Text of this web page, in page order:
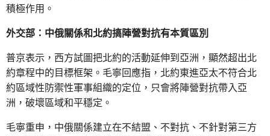
積極作用。
外交部：中俄關係和北約搞陣營對抗有本質區別
普京表示，西方試圖把北約的活動延伸到亞洲，顯然超出北
約章程中的目標框架。毛寧回應指，北約東進亞太不符合北
約區域性防禦性軍事組織的定位，只會將陣營對抗帶入亞
洲，破壞區域和平穩定。
毛寧重申，中俄關係建立在不結盟、不對抗、不針對第三方